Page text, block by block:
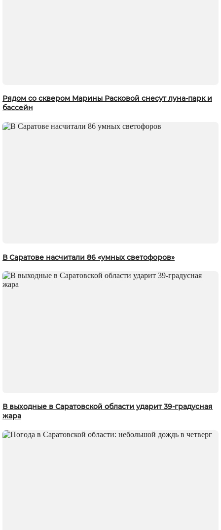
Рядом со сквером Марины Расковой снесут луна-парк и
бассейн
В Саратове насчитали 86 «умных светофоров»
В выходные в Саратовской области ударит 39-градусная
жара